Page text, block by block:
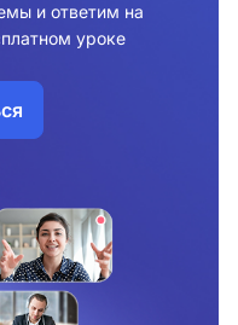
и ответим на
уроке